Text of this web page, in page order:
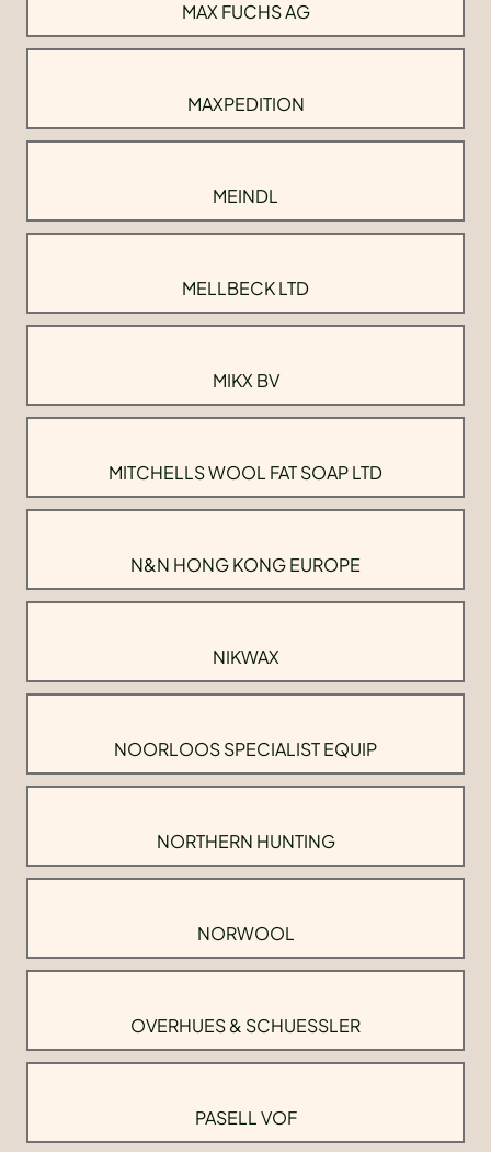
MAX FUCHS AG
MAXPEDITION
MEINDL
MELLBECK LTD
MIKX BV
MITCHELLS WOOL FAT SOAP LTD
N&N HONG KONG EUROPE
NIKWAX
NOORLOOS SPECIALIST EQUIP
NORTHERN HUNTING
NORWOOL
OVERHUES & SCHUESSLER
PASELL VOF